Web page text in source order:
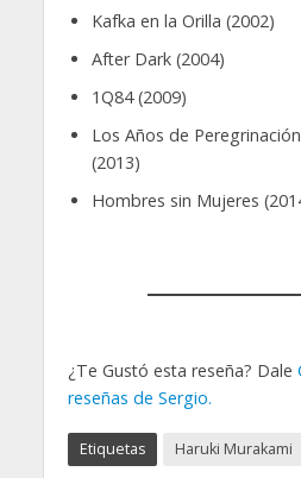
Kafka en la Orilla (2002)
After Dark (2004)
1Q84 (2009)
Los Años de
(2013)
Hombres sin Mujeres
¿Te Gustó esta reseña? Dale
reseñas de Sergio.
Etiquetas Haruki Murakami